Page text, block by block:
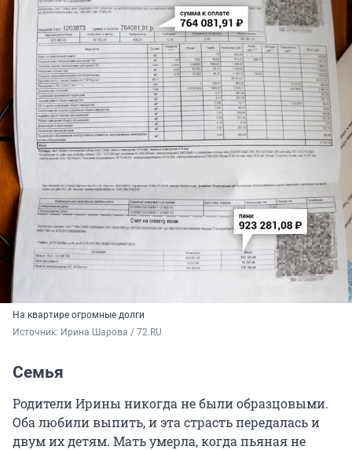
На квартире огромные долги
Источник: Ирина Шарова / 72.RU
Семья
Родители Ирины никогда не были образцовыми.
Оба любили выпить, и эта страсть передалась и
двум их детям. Мать умерла, когда пьяная не